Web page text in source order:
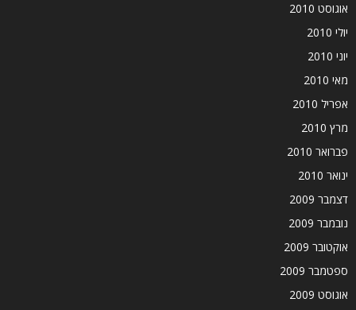
אוגוסט 2010
יולי 2010
יוני 2010
מאי 2010
אפריל 2010
מרץ 2010
פברואר 2010
ינואר 2010
דצמבר 2009
נובמבר 2009
אוקטובר 2009
ספטמבר 2009
אוגוסט 2009